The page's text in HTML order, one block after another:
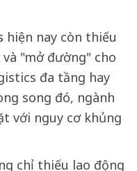
hiện nay còn thiếu
"mở đường" cho
đa tầng hay
song đó, ngành
với nguy cơ khủng
chỉ thiếu lao động